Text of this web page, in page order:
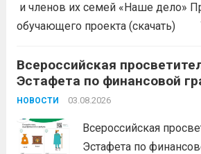
и членов их семей «Наше дело»
обучающего проекта (скачать)
продолжается прием заявок на
обучающем проекте «Наше дело».
ориентировано на ветеранов
Всероссийская
Эстафета по финансовой
«Мои финансы»
НОВОСТИ 03.08.2026
Всероссийская
Эстафета по